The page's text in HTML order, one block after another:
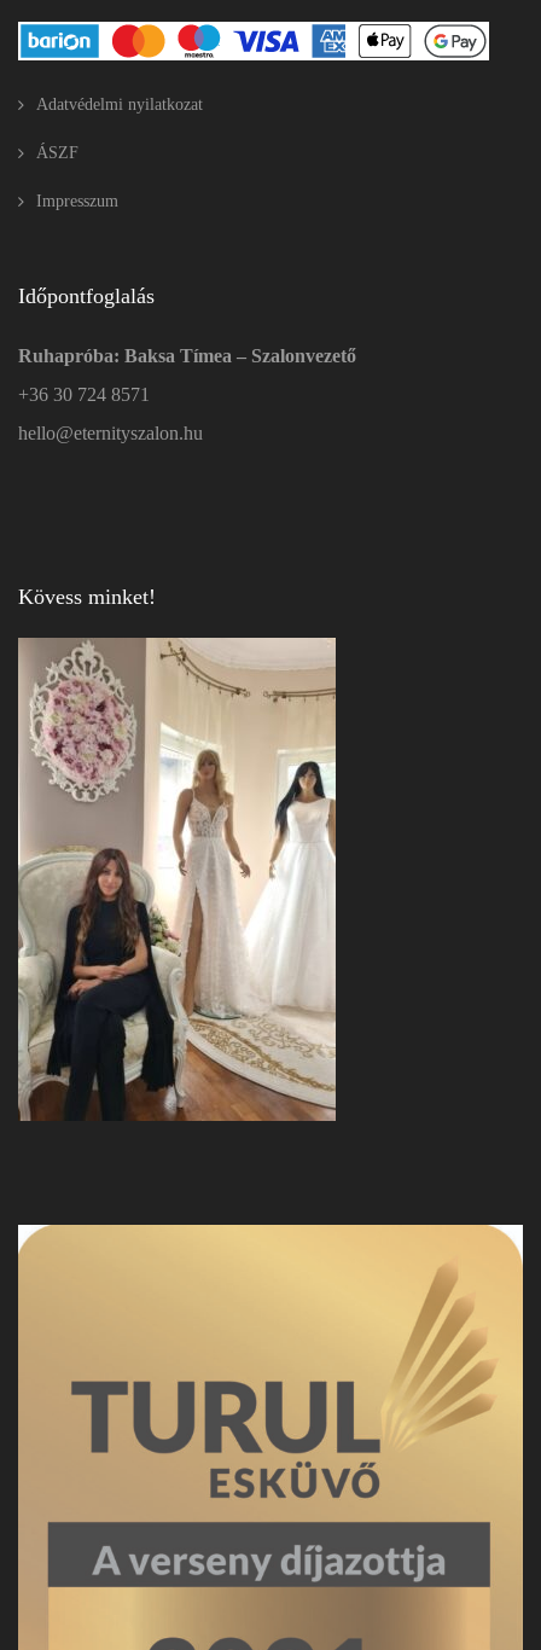
Adatvédelmi nyilatkozat
ÁSZF
Impresszum
Időpontfoglalás
Ruhapróba: Baksa Tímea – Szalonvezető
+36 30 724 8571
hello@eternityszalon.hu
Kövess minket!